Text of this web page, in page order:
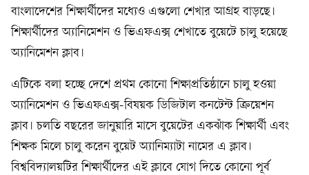
বাংলাদেশের শিক্ষার্থীদের মধ্যেও এগুলো শেখার আগ্রহ বাড়ছে।
শিক্ষার্থীদের অ্যানিমেশন ও ভিএফএক্স শেখাতে বুয়েটে চালু হয়েছে
অ্যানিমেশন ক্লাব।
এটিকে বলা হচ্ছে দেশে প্রথম কোনো শিক্ষাপ্রতিষ্ঠানে চালু হওয়া
অ্যানিমেশন ও ভিএফএক্স-বিষয়ক ডিজিটাল কনটেন্ট ক্রিয়েশন
ক্লাব। চলতি বছরের জানুয়ারি মাসে বুয়েটের একঝাঁক শিক্ষার্থী এবং
শিক্ষক মিলে চালু করেন বুয়েট অ্যানিম্যাটা নামের এ ক্লাব।
বিশ্ববিদ্যালয়টির শিক্ষার্থীদের এই ক্লাবে যোগ দিতে কোনো পূর্ব